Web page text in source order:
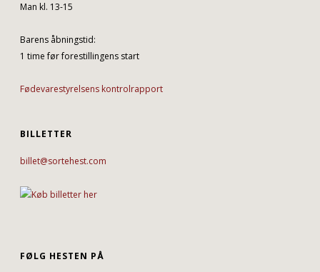
Man kl. 13-15
Barens åbningstid:
1 time før forestillingens start
Fødevarestyrelsens kontrolrapport
BILLETTER
billet@sortehest.com
FØLG HESTEN PÅ